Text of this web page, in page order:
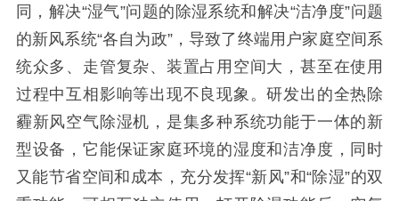
同，解决“湿气”问题的除湿系统和解决“洁净度”问题
的新风系统“各自为政”，导致了终端用户家庭空间系
统众多、走管复杂、装置占用空间大，甚至在使用
过程中互相影响等出现不良现象。研发出的全热除
霾新风空气除湿机，是集多种系统功能于一体的新
型设备，它能保证家庭环境的湿度和洁净度，同时
又能节省空间和成本，充分发挥“新风”和“除湿”的双